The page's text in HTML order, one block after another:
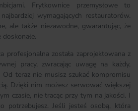
Frytkownice przemysłowe to
wymagających restauratorów.
ale także niezawodne, gwarantując, że
profesjonalna została zaprojektowana z
pracy, zwracając uwagę na każdy,
teraz nie musisz szukać kompromisu
Dzięki nim możesz serwować większej
czasie, nie tracąc przy tym na jakości. I
potrzebujesz. Jeśli jesteś osobą, która